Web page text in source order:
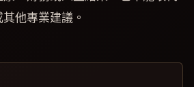
他專業建議。